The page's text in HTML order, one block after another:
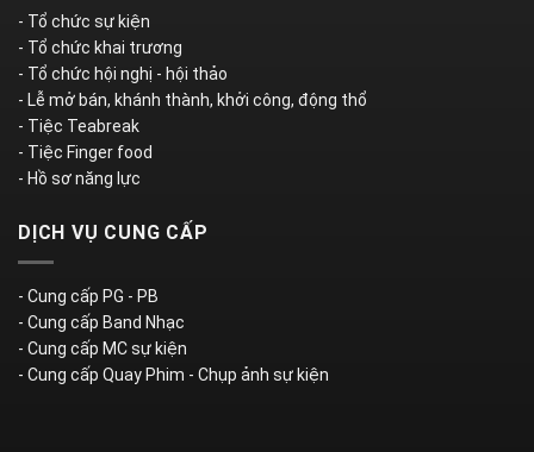
- Tổ chức sự kiện
- Tổ chức khai trương
- Tổ chức hội nghị - hội thảo
- Lễ mở bán, khánh thành, khởi công, động thổ
- Tiệc Teabreak
- Tiệc Finger food
- Hồ sơ năng lực
DỊCH VỤ CUNG CẤP
- Cung cấp PG - PB
- Cung cấp Band Nhạc
- Cung cấp MC sự kiện
- Cung cấp Quay Phim - Chụp ảnh sự kiện